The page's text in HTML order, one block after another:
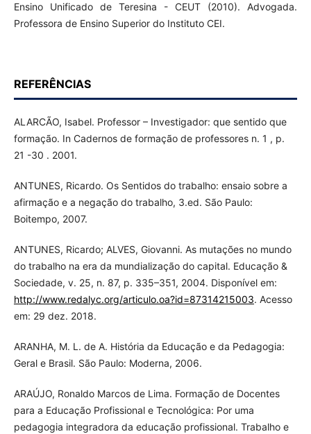
Ensino Unificado de Teresina - CEUT (2010). Advogada.
Professora de Ensino Superior do Instituto CEI.
REFERÊNCIAS
ALARCÃO, Isabel. Professor – Investigador: que sentido que
formação. In Cadernos de formação de professores n. 1 , p.
21 -30 . 2001.
ANTUNES, Ricardo. Os Sentidos do trabalho: ensaio sobre a
afirmação e a negação do trabalho, 3.ed. São Paulo:
Boitempo, 2007.
ANTUNES, Ricardo; ALVES, Giovanni. As mutações no mundo
do trabalho na era da mundialização do capital. Educação &
Sociedade, v. 25, n. 87, p. 335–351, 2004. Disponível em:
http://www.redalyc.org/articulo.oa?id=87314215003. Acesso
em: 29 dez. 2018.
ARANHA, M. L. de A. História da Educação e da Pedagogia:
Geral e Brasil. São Paulo: Moderna, 2006.
ARAÚJO, Ronaldo Marcos de Lima. Formação de Docentes
para a Educação Profissional e Tecnológica: Por uma
pedagogia integradora da educação profissional. Trabalho e